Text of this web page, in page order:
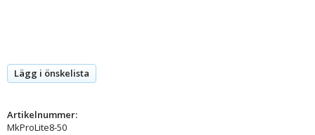
Lägg i önskelista
Artikelnummer:
MkProLite8-50